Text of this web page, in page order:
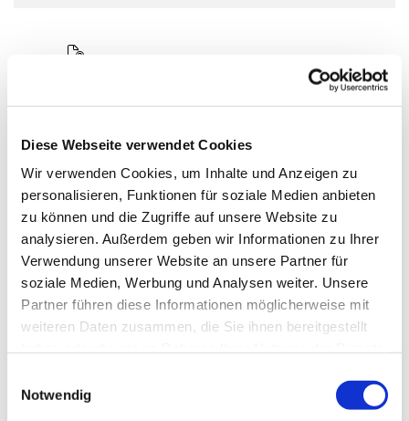
Diese Webseite verwendet Cookies
Wir verwenden Cookies, um Inhalte und Anzeigen zu
personalisieren, Funktionen für soziale Medien anbieten
zu können und die Zugriffe auf unsere Website zu
analysieren. Außerdem geben wir Informationen zu Ihrer
Verwendung unserer Website an unsere Partner für
soziale Medien, Werbung und Analysen weiter. Unsere
Partner führen diese Informationen möglicherweise mit
weiteren Daten zusammen, die Sie ihnen bereitgestellt
Notwendig